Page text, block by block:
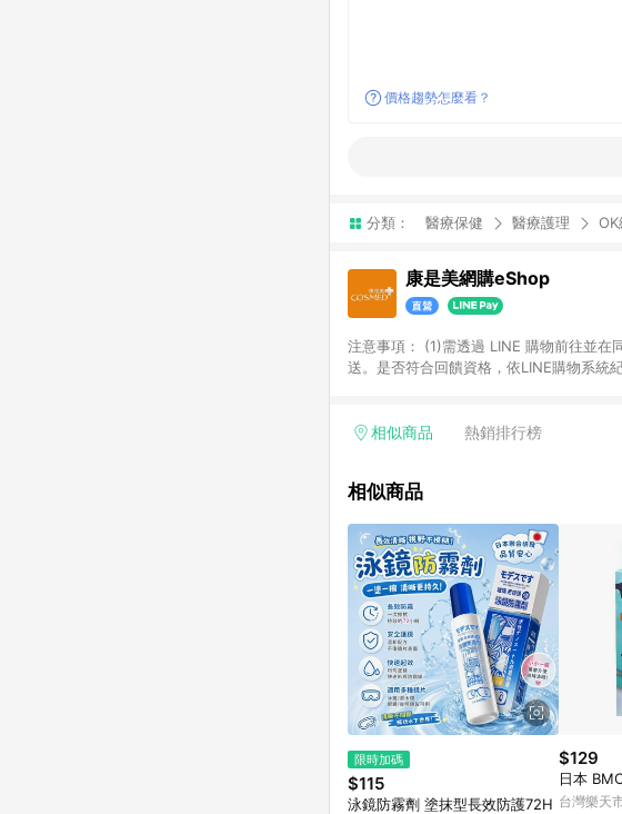
價格趨勢怎麼看？
分類： 醫療保健 醫療護理 OK
康是美網購eShop
注意事項：​ (1)需透過 LINE 購物前往並
送。​是否符合回饋資格，依LINE購物系統
「LINE購物通知」之官方帳號訊息通知。
相似商品 熱銷排行榜
相似商品
限時加碼
$115
泳鏡防霧劑 塗抹型長效防護72H
$129
日本
台灣樂天